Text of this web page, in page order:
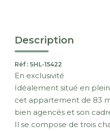
Description
Réf : SHL-15422
En exclusivité
Idéalement situé en
cet appartement de 83
bien agencés et son
Il se compose de trois